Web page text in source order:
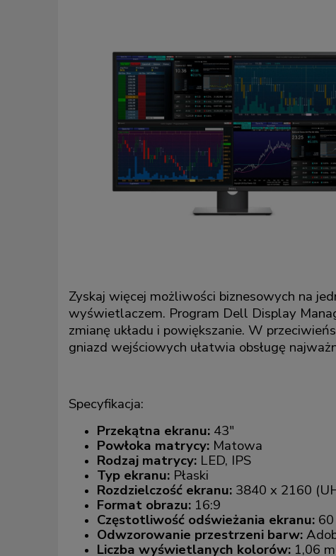
Zyskaj więcej możliwości biznesowych na
wyświetlaczem. Program Dell Display
zmianę układu i powiększanie. W
gniazd wejściowych ułatwia obsługę
Specyfikacja:
Przekątna ekranu: 43"
Powłoka matrycy: Matowa
Rodzaj matrycy: LED, IPS
Typ ekranu: Płaski
Rozdzielczość ekranu: 3840 x 2160
Format obrazu: 16:9
Częstotliwość odświeżania ekranu:
Odwzorowanie przestrzeni barw:
Liczba wyświetlanych kolorów: 1,06